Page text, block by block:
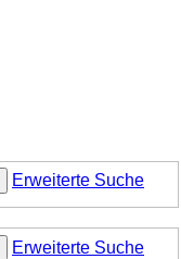
Erweiterte Suche
Erweiterte Suche